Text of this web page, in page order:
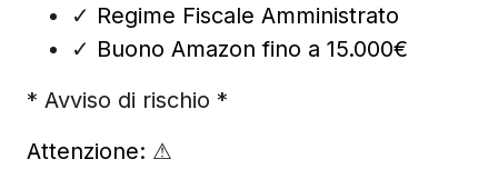
✓ Regime Fiscale Amministrato
✓ Buono Amazon fino a 15.000€
* Avviso di rischio *
Attenzione: ⚠